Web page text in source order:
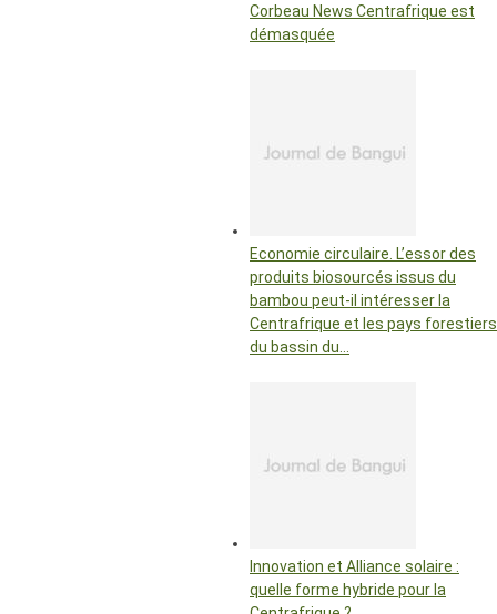
Corbeau News Centrafrique est
démasquée
Economie circulaire. L’essor des
produits biosourcés issus du
bambou peut-il intéresser la
Centrafrique et les pays forestiers
du bassin du…
Innovation et Alliance solaire :
quelle forme hybride pour la